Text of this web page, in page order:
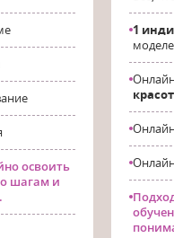
освоить
шагам и
1